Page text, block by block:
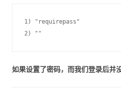
1) "requirepass"
如果设置了密码，而我们登录后并